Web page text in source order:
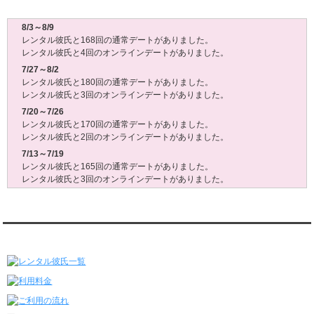
8/3～8/9
レンタル彼氏と168回の通常デートがありました。
レンタル彼氏と4回のオンラインデートがありました。
7/27～8/2
レンタル彼氏と180回の通常デートがありました。
レンタル彼氏と3回のオンラインデートがありました。
7/20～7/26
レンタル彼氏と170回の通常デートがありました。
レンタル彼氏と2回のオンラインデートがありました。
7/13～7/19
レンタル彼氏と165回の通常デートがありました。
レンタル彼氏と3回のオンラインデートがありました。
レンタル彼氏と2回のオンラインデートがありました。
レンタル彼氏と3回のオンラインデートがありました。
6/22～6/28
レンタル彼氏と2回のオンラインデートがありました。